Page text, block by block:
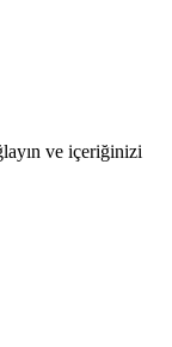
ve içeriğinizi